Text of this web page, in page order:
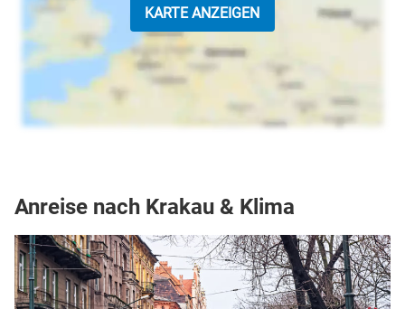
KARTE ANZEIGEN
Anreise nach Krakau & Klima